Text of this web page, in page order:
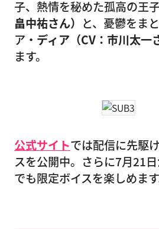
子、熱情を秘めた孤高の王
畠中祐さん） と、憂鬱をま
ア・ ディア（CV：市川太一
ます。
公式サイトでは配信に先駆
スを公開中。さらに7月21
でも限定ボイスを楽しめます